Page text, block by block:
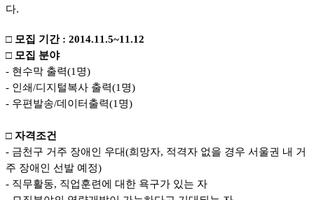
다.
□ 모집 기간 : 2014.11.5~11.12
□ 모집 분야
- 현수막 출력(1명)
- 인쇄/디지털복사 출력(1명)
- 우편발송/데이터출력(1명)
□ 자격조건
- 금천구 거주 장애인 우대(희망자, 적격자 없을 경우 서울권 내 거
주 장애인 선발 예정)
- 직무활동, 직업훈련에 대한 욕구가 있는 자